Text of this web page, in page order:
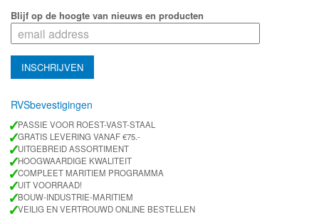
Blijf op de hoogte van nieuws en producten
RVSbevestigingen
✓PASSIE VOOR ROEST-VAST-STAAL
✓GRATIS LEVERING VANAF €75.-
✓UITGEBREID ASSORTIMENT
✓HOOGWAARDIGE KWALITEIT
✓COMPLEET MARITIEM PROGRAMMA
✓UIT VOORRAAD!
✓BOUW-INDUSTRIE-MARITIEM
✓VEILIG EN VERTROUWD ONLINE BESTELLEN